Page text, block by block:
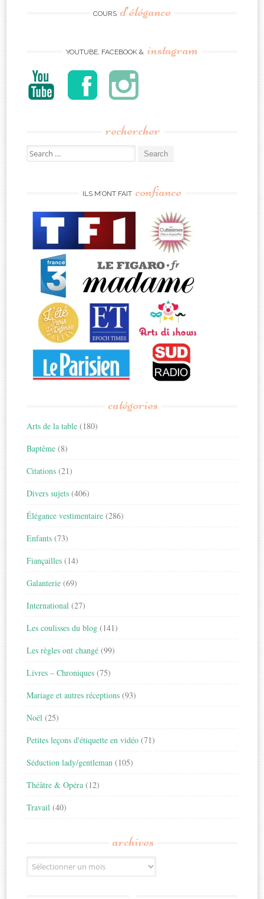
COURS d’élégance
YOUTUBE, FACEBOOK & instagram
rechercher
Search
for:
ILS M’ONT FAIT confiance
catégories
Arts de la table (180)
Baptême (8)
Citations (21)
Divers sujets (406)
Élégance vestimentaire (286)
Enfants (73)
Fiançailles (14)
Galanterie (69)
International (27)
Les coulisses du blog (141)
Les règles ont changé (99)
Livres – Chroniques (75)
Mariage et autres réceptions (93)
Noël (25)
Petites leçons d'étiquette en vidéo (71)
Séduction lady/gentleman (105)
Théâtre & Opéra (12)
Travail (40)
archives
Archives